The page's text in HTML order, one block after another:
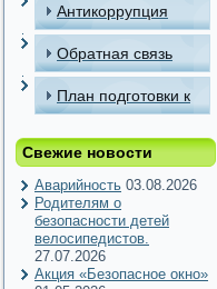
Антикоррупция
Обратная связь
План подготовки к
периоду
Свежие новости
Аварийность 03.08.2026
Родителям о
безопасности детей
велосипедистов.
27.07.2026
Акция «Безопасное окно»